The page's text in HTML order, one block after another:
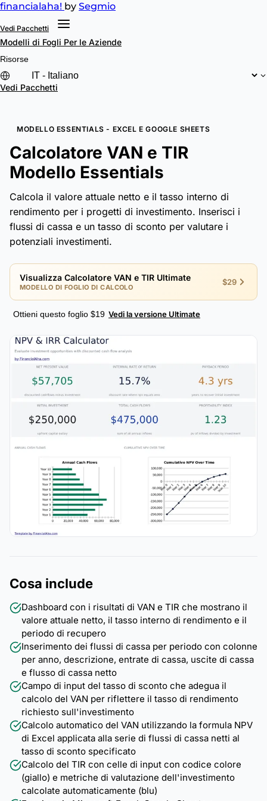
financialaha! by Segmio
Vedi Pacchetti
Modelli di Fogli Per le Aziende
Risorse
Vedi Pacchetti
MODELLO ESSENTIALS - EXCEL E GOOGLE SHEETS
Calcolatore VAN e TIR
Modello Essentials
Calcola il valore attuale netto e il tasso interno di
rendimento per i progetti di investimento. Inserisci i
flussi di cassa e un tasso di sconto per valutare i
potenziali investimenti.
Visualizza Calcolatore VAN e TIR Ultimate
MODELLO DI FOGLIO DI CALCOLO
$29
Ottieni questo foglio $19 Vedi la versione Ultimate
Cosa include
Dashboard con i risultati di VAN e TIR che mostrano il
valore attuale netto, il tasso interno di rendimento e il
periodo di recupero
Inserimento dei flussi di cassa per periodo con colonne
per anno, descrizione, entrate di cassa, uscite di cassa
e flusso di cassa netto
Campo di input del tasso di sconto che adegua il
calcolo del VAN per riflettere il tasso di rendimento
richiesto sull'investimento
Calcolo automatico del VAN utilizzando la formula NPV
di Excel applicata alla serie di flussi di cassa netti al
tasso di sconto specificato
Calcolo del TIR con celle di input con codice colore
(giallo) e metriche di valutazione dell'investimento
calcolate automaticamente (blu)